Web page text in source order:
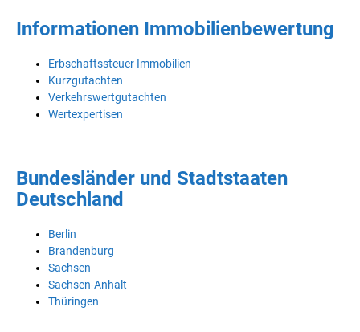
Informationen Immobilienbewertung
Erbschaftssteuer Immobilien
Kurzgutachten
Verkehrswertgutachten
Wertexpertisen
Bundesländer und Stadtstaaten
Deutschland
Berlin
Brandenburg
Sachsen
Sachsen-Anhalt
Thüringen